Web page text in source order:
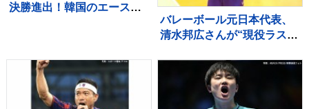
決勝進出！韓国のエース・
バレーボール元日本代表、
清水邦広さんが“現役ラスト
てすごい」引退記念試合で
豪華メンバーも集結